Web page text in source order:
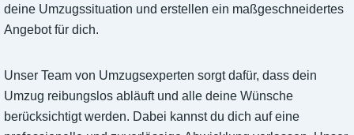
deine Umzugssituation und erstellen ein maßgeschneidertes
Angebot für dich.
Unser Team von Umzugsexperten sorgt dafür, dass dein
Umzug reibungslos abläuft und alle deine Wünsche
berücksichtigt werden. Dabei kannst du dich auf eine